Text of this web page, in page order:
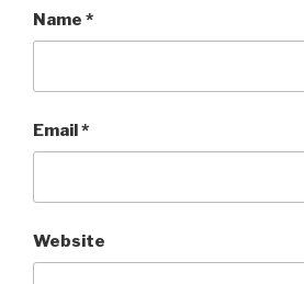
Name *
Email*
Website